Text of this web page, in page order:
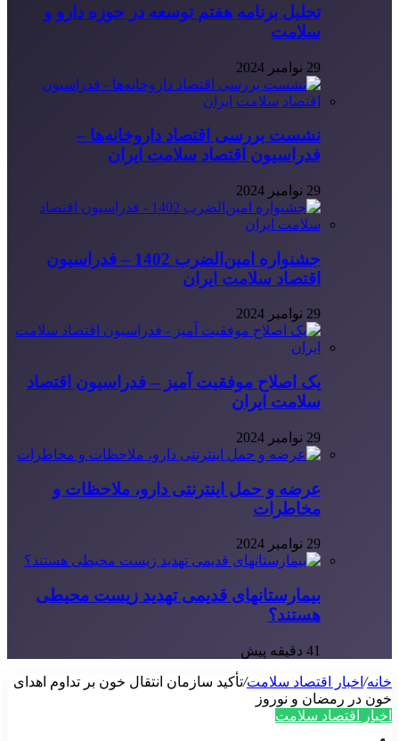
تحلیل برنامه هفتم توسعه در حوزه دارو و
سلامت
29 نوامبر 2024
نشست بررسی اقتصاد داروخانه‌ها –
فدراسیون اقتصاد سلامت ایران
29 نوامبر 2024
جشنواره امین‌الضرب 1402 – فدراسیون
اقتصاد سلامت ایران
29 نوامبر 2024
یک اصلاح موفقیت آمیز – فدراسیون اقتصاد
سلامت ایران
29 نوامبر 2024
عرضه و حمل اینترنتی دارو، ملاحظات و
مخاطرات
29 نوامبر 2024
بیمارستانهای قدیمی تهدید زیست محیطی
هستند؟
41 دقیقه پیش
خانه/ اخبار اقتصاد سلامت/تأکید سازمان انتقال خون بر تداوم اهدای
خون در رمضان و نوروز
اخبار اقتصاد سلامت